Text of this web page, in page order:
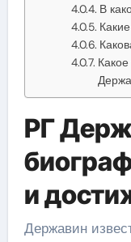
В
РГ
и
Державин